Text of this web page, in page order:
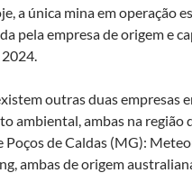
a única mina em operação
pela empresa de origem e
2024.
outras duas empresas
ambiental, ambas na região
Poços de Caldas (MG):
ambas de origem